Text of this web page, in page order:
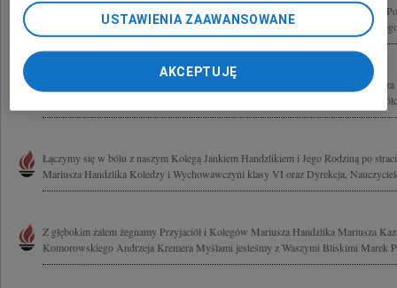
Samorząd Miasta Druskienniki składa wyrazy głębokiego współczucia Narodowi
śmierci pod Smoleńskiem Prezydenta Rzeczypospolitej Polskiej Lecha
Z głębokim żalem przyjęliśmy wiadomość o śmierci naszego wykładowcy
Kancelarii Prezydenta Rzeczypospolitej Polskiej Składamy wyrazy szczerego
Łączymy się w bólu z naszym Kolegą Jankiem Handzlikiem i Jego Rodziną po
Mariusza Handzlika Koledzy i Wychowawczyni klasy VI oraz Dyrekcja,
Z głębokim żalem żegnamy Przyjaciół i Kolegów Mariusza Handzlika Mariusza
Komorowskiego Andrzeja Kremera Myślami jesteśmy z Waszymi Bliskimi Marek
USTAWIENIA ZAAWANSOWANE
AKCEPTUJĘ